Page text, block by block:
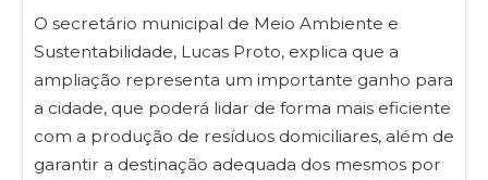
O secretário municipal de Meio Ambiente e
Sustentabilidade, Lucas Proto, explica que a
ampliação representa um importante ganho para
a cidade, que poderá lidar de forma mais eficiente
com a produção de resíduos domiciliares, além de
garantir a destinação adequada dos mesmos por